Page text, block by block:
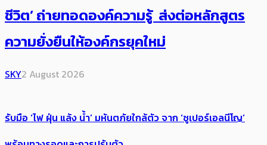
ชีวิต’ ถ่ายทอดองค์ความรู้ ส่งต่อหลักสูตร
ความยั่งยืนให้องค์กรยุคใหม่
SKY2 August 2026
รับมือ ‘ไฟ ฝุ่น แล้ง น้ำ’ มหันตภัยใกล้ตัว จาก ‘ซูเปอร์เอลนีโญ’